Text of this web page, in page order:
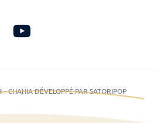
CHAHIA DÉVELOPPÉ PAR SATORIPOP